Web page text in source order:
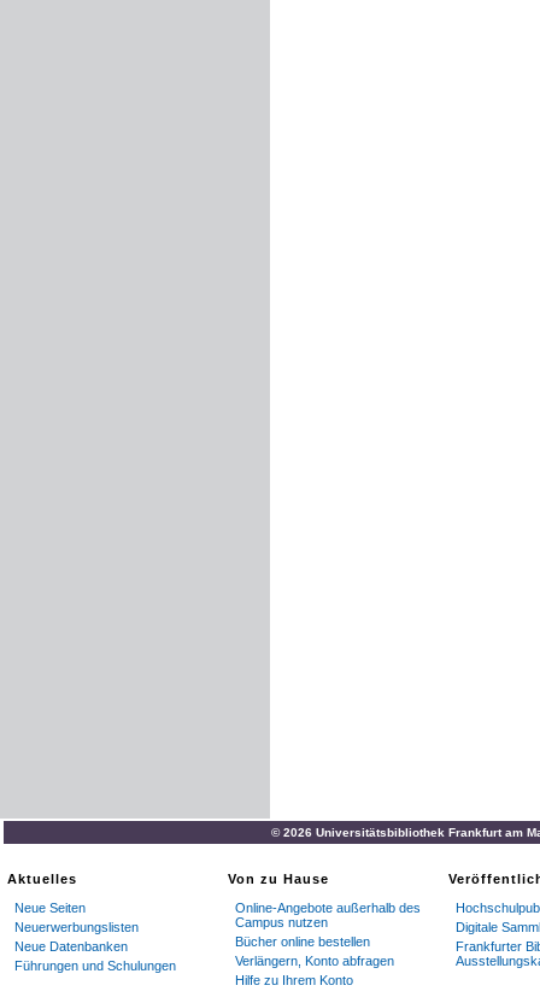
© 2026 Universitätsbibliothek Frankfurt am
Aktuelles
Neue Seiten
Neuerwerbungslisten
Neue Datenbanken
Führungen und Schulungen
Von zu Hause
Online-Angebote außerhalb des
Campus nutzen
Bücher online bestellen
Verlängern, Konto abfragen
Hilfe zu Ihrem Konto
Digitale
Frankfurter